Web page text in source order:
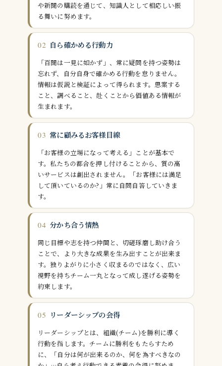
や新聞の購読を通じて、知識人として相応しい振
る舞いに努めます。
02 自ら確かめる行動力
「百聞は一見に如かず」、常に疑問を持つ姿勢は
忘れず、自分自身で確かめる行動を怠りません。
情報は仮説と検証によって得られます。思案する
こと、調べること、赴くことから価値ある情報が
生まれます。
03 常に顧みるお客様目線
「お客様の立場になって考える」ことが基本で
す。私たちの都合を押し付けることから、質の高
いサービスは創出されません。「お客様には満足
して頂いているのか?」常に自問自答していきま
す。
04 分かち合う情熱
同じ目標や志を持つ仲間と、切磋琢磨し助け合う
ことで、より大きな成果を生み出すことが出来ま
す。独りよがりに小さく収まるのではなく、広い
視野を持ちチーム一丸となって成し遂げる姿勢を
約束します。
05 リーダーシップの会得
リーダーシップとは、組織(チーム)を勝利に導く
行動を指します。チームに勝利をもたらすため
に、「自分は何が出来るのか、何を為すべきなの